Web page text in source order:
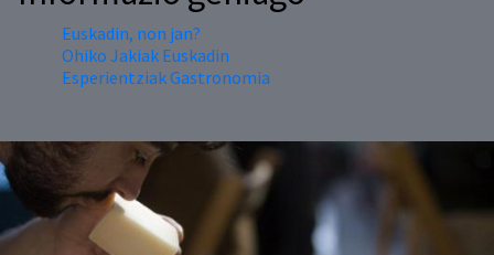
Euskadin, non jan?
Ohiko Jakiak Euskadin
Esperientziak Gastronomia